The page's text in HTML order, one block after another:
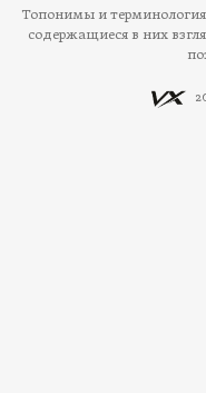
Топонимы и
содержащиеся в них